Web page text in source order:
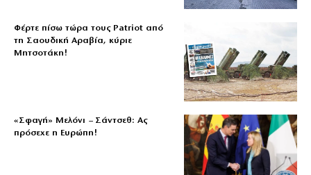
Φέρτε πίσω τώρα τους Patriot από
τη Σαουδική Αραβία, κύριε
Μητσοτάκη!
«Σφαγή» Μελόνι – Σάντσεθ: Ας
πρόσεχε η Ευρώπη!